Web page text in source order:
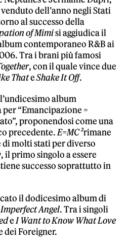
dell’anno negli Stati
al successo della
of Mimisi aggiudica il
contemporaneo R&B ai
Tra i brani più famosi
, con il quale vince due
ThateShake It Off.
l’undicesimo album
“Emancipazione =
proponendosi come una
precedente.E=MC²rimane
molti stati per diverso
, il primo singolo a essere
successo soprattutto in
il dodicesimo album di
Angel. Tra i singoli
eI Want to Know What Love
dei Foreigner.